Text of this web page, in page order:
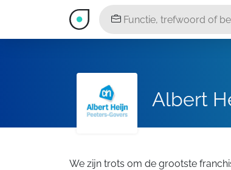
Albert
We zijn trots om de grootste